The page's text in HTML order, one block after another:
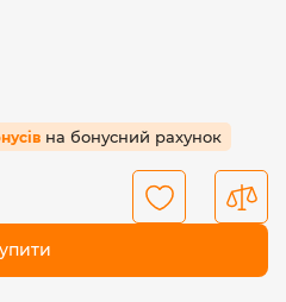
на бонусний рахунок